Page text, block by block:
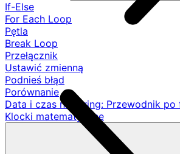
If-Else
For Each Loop
Pętla
Break Loop
Przełącznik
Ustawić zmienną
Podnieś błąd
Porównanie
Data i czas na String: Przewodnik po
Klocki matematyczne